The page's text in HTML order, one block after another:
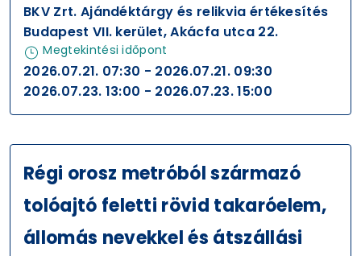
BKV Zrt. Ajándéktárgy és relikvia értékesítés
Budapest VII. kerület, Akácfa utca 22.
Megtekintési időpont
2026.07.21. 07:30 - 2026.07.21. 09:30
2026.07.23. 13:00 - 2026.07.23. 15:00
Régi orosz metróból származó
tolóajtó feletti rövid takaróelem,
állomás nevekkel és átszállási